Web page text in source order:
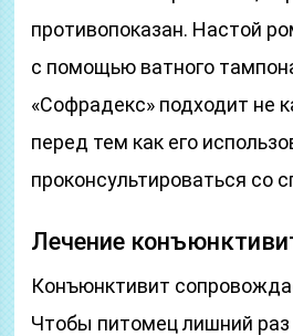
противопоказан. Настой
с помощью ватного
«Софрадекс» подходит не
перед тем как его
проконсультироваться со
Лечение
Конъюнктивит
Чтобы питомец лишний раз